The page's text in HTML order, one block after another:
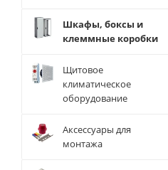
Шкафы, боксы и
клеммные коробки
Щитовое
климатическое
оборудование
Аксессуары для
монтажа